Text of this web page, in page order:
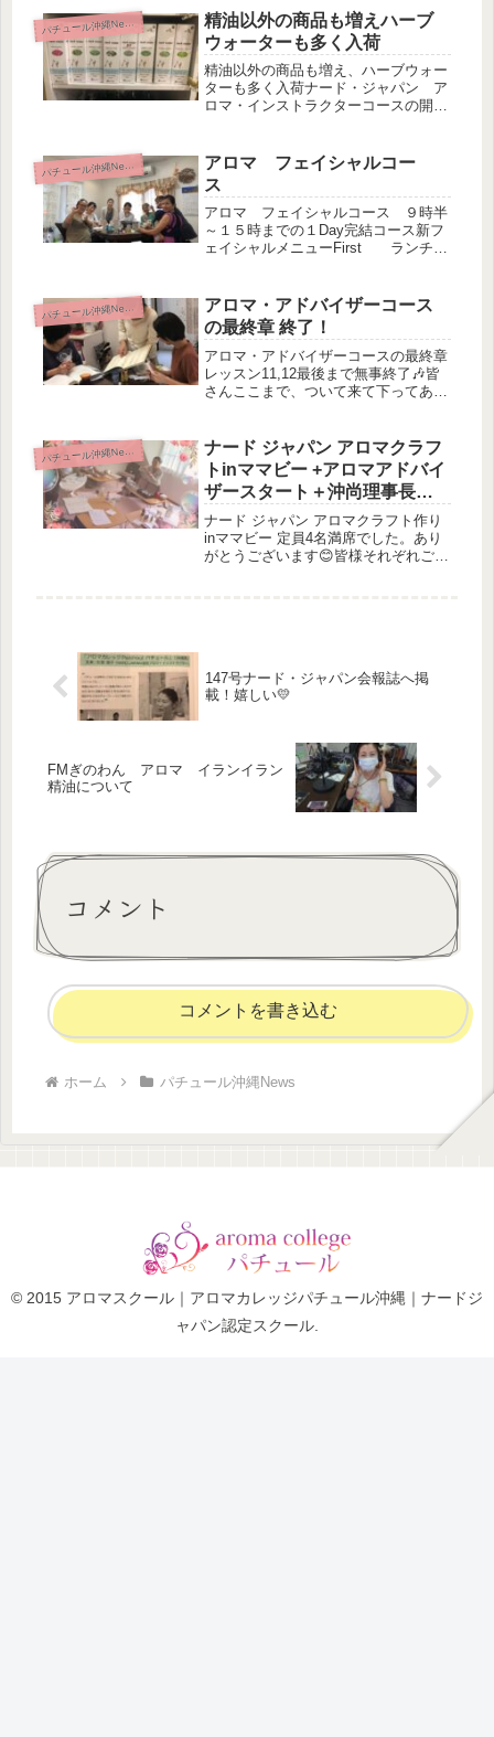
ます。前回は 1.胆汁分泌促進作用に
つ...
パ
チュール沖縄News
精油以外の商品も増えハーブ
ウォーターも多く入荷
精油以外の商品も増え、ハーブウォー
ターも多く入荷ナード・ジャパン ア
ロマ・インストラクターコースの開講
及び対面）も随時募集です。本物を追
求したい私は、自分で実践して体で...
パ
チュール沖縄News
アロマ フェイシャルコー
ス
アロマ フェイシャルコース ９時半
～１５時までの１Day完結コース新フ
ェイシャルメニューFirst ランチ付
りクレンジングレッスン3：グリセリ
ンソープレッスン4：ミルクロ...
パ
チュール沖縄News
アロマ・アドバイザーコース
の最終章 終了！
アロマ・アドバイザーコースの最終章
レッスン11,12最後まで無事終了🎶皆
さんここまで、ついて来て下ってあり
(^^)まだ試験が残っているけれど、こ
れまでの成果を発揮してくれる...
パ
チュール沖縄News
ナード ジャパン アロマクラフ
トinママビー +アロマアドバイ
ザースタート＋沖尚理事長お
誕生会
ナード ジャパン アロマクラフト作り
inママビー 定員4名満席でした。あり
がとうございます😊皆様それぞれご希
147号ナード・ジャパン会報誌へ掲
載！嬉しい💛
FMぎのわん アロマ イランイラン
精油について
コメント
コメントを書き込む
ホーム パチュール沖縄News
© 2015 アロマスクール｜アロマカレッジパチュール沖縄｜ナードジ
ャパン認定スクール.